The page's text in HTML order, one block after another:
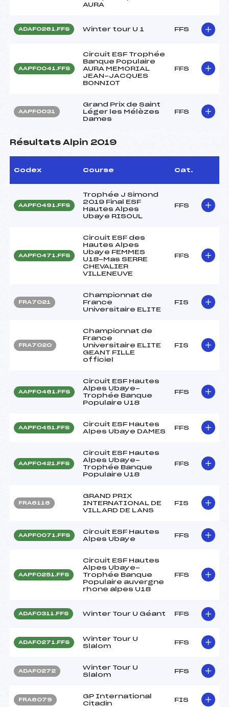
AURA
ADAF0261.FFS Winter tour U 1 FFS
AAPF0041.FFS
Circuit ESF Trophée
Banque Populaire
AURA MEMORIAL
JEAN-JACQUES
BONNIOT
FFS
AAPF0031
Grand Prix de Saint
Léger les Mélèzes
Dames
FFS
Résultats Alpin 2019
Codex Course Cat.
AAPF0491.FFS
Trophée J Simond
2019 Final ESF
Hautes Alpes
Ubaye RISOUL
FFS
AAPF0471.FFS
Circuit ESF des
Hautes Alpes
Ubaye FEMMES
U18-Mas SERRE
CHEVALIER
VILLENEUVE
FFS
FRA7021
Championnat de
France
Universitaire ELITE
FIS
FRA7020
Championnat de
France
Universitaire ELITE
GEANT FILLE
officiel
FIS
AAPF0461.FFS
Circuit ESF Hautes
Alpes Ubaye-
Trophée Banque
Populaire U18
FFS
AAPF0451.FFS
Circuit ESF Hautes
Alpes Ubaye DAMES
FFS
AAPF0421.FFS
Circuit ESF Hautes
Alpes Ubaye-
Trophée Banque
Populaire U18
FFS
FRA6116
GRAND PRIX
INTERNATIONAL DE
VILLARD DE LANS
FIS
AAPF0071.FFS
Circuit ESF Hautes
Alpes Ubaye
FFS
AAPF0251.FFS
Circuit ESF Hautes
Alpes Ubaye-
Trophée Banque
Populaire auvergne
rhone alpes U18
FFS
ADAF0311.FFS Winter Tour U Géant FFS
ADAF0271.FFS
Winter Tour U
Slalom
FFS
ADAF0272
Winter Tour U
Slalom
FFS
FRA6079
GP International
Citadin
FIS